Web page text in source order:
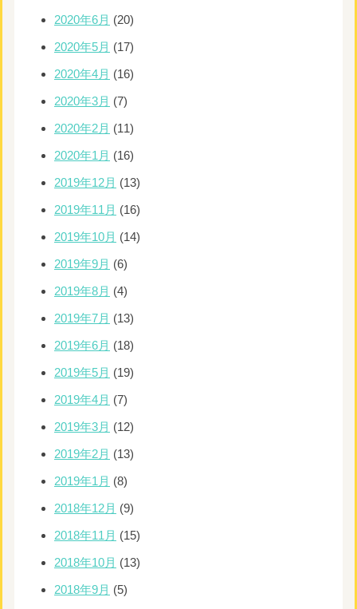
2020年6月 (20)
2020年5月 (17)
2020年4月 (16)
2020年3月 (7)
2020年2月 (11)
2020年1月 (16)
2019年12月 (13)
2019年11月 (16)
2019年10月 (14)
2019年9月 (6)
2019年8月 (4)
2019年7月 (13)
2019年6月 (18)
2019年5月 (19)
2019年4月 (7)
2019年3月 (12)
2019年2月 (13)
2019年1月 (8)
2018年12月 (9)
2018年11月 (15)
2018年10月 (13)
2018年9月 (5)